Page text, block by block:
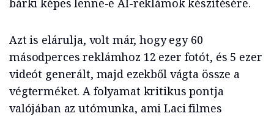
Azt is elárulja, volt már, hogy egy 60
másodperces reklámhoz 12 ezer fotót, és 5 ezer
videót generált, majd ezekből vágta össze a
végterméket. A folyamat kritikus pontja
valójában az utómunka, ami Laci filmes